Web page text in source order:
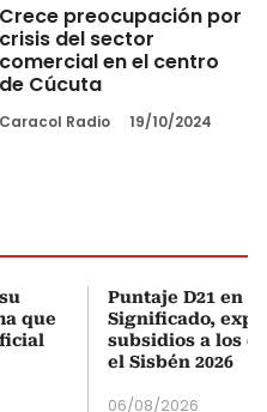
Crece preocupación por
crisis del sector
comercial en el centro
de Cúcuta
Caracol Radio 19/10/2024
que
Puntaje D21 en
Significado,
subsidios a los
el Sisbén 2026
06/08/2026